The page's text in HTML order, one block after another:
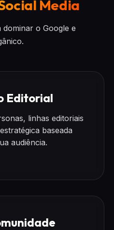
Media
o Google e
Editorial
linhas editoriais
baseada
audiência.